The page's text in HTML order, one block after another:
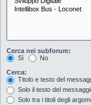
Cerca nei subforum:
Sì
No
Cerca:
Titolo e testo del
Solo il testo del
Solo tra i titoli degli